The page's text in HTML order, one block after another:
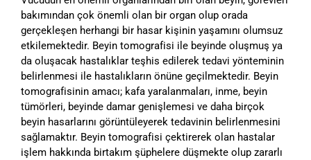
bakımından çok önemli olan bir organ olup orada
gerçekleşen herhangi bir hasar kişinin yaşamını olumsuz
etkilemektedir. Beyin tomografisi ile beyinde oluşmuş ya
da oluşacak hastalıklar teşhis edilerek tedavi yönteminin
belirlenmesi ile hastalıkların önüne geçilmektedir. Beyin
tomografisinin amacı; kafa yaralanmaları, inme, beyin
tümörleri, beyinde damar genişlemesi ve daha birçok
beyin hasarlarını görüntüleyerek tedavinin belirlenmesini
sağlamaktır. Beyin tomografisi çektirerek olan hastalar
işlem hakkında birtakım şüphelere düşmekte olup zararlı